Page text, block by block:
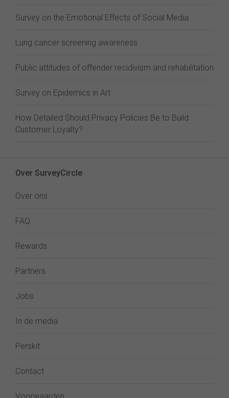
Survey on the Emotional Effects of Social Media
Lung cancer screening awareness
Public attitudes of offender recidivism and rehabilitation
Survey on Epidemics in Art
How Detailed Should Privacy Policies Be to Build
Customer Loyalty?
Over SurveyCircle
Over ons
FAQ
Rewards
Partners
Jobs
In de media
Perskit
Contact